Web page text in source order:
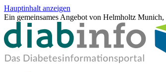
Hauptinhalt anzeigen
Ein gemeinsames Angebot von Helmholtz